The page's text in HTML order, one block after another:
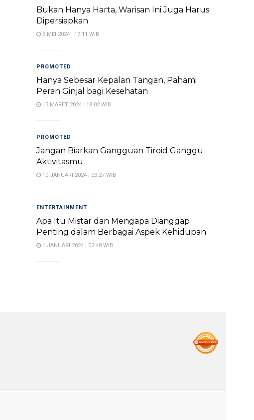
Bukan Hanya Harta, Warisan Ini Juga Harus
Dipersiapkan
3 MEI 2024 | 17:11 WIB
PROMOTED
Hanya Sebesar Kepalan Tangan, Pahami
Peran Ginjal bagi Kesehatan
13 MARET 2024 | 18:02 WIB
PROMOTED
Jangan Biarkan Gangguan Tiroid Ganggu
Aktivitasmu
10 JANUARI 2024 | 23:27 WIB
ENTERTAINMENT
Apa Itu Mistar dan Mengapa Dianggap
Penting dalam Berbagai Aspek Kehidupan
1 JANUARI 2024 | 02:48 WIB